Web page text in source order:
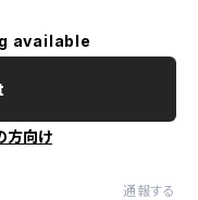
available
方向け
通報する